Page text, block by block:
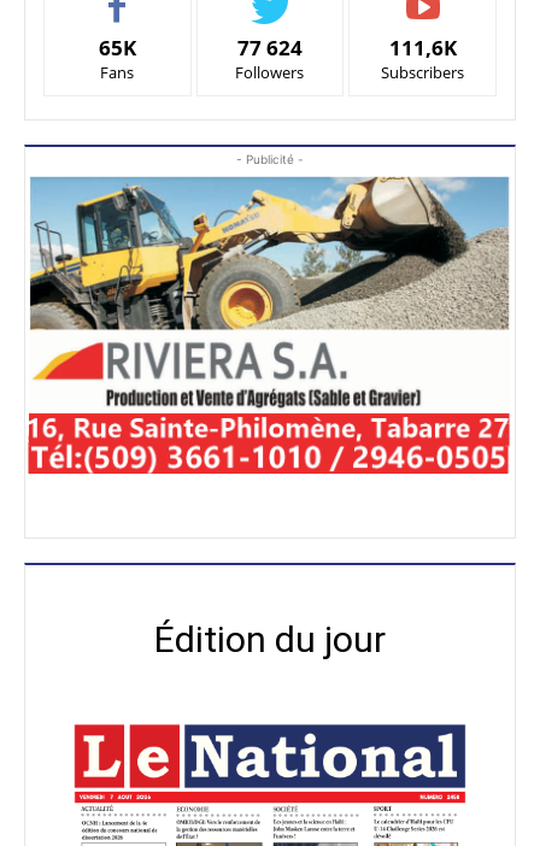
65K
Fans
77 624
Followers
111,6K
Subscribers
- Publicité -
Édition du jour